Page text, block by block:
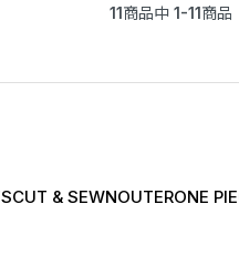
11商品中 1-11商品
CUT & SEWNOUTERONE